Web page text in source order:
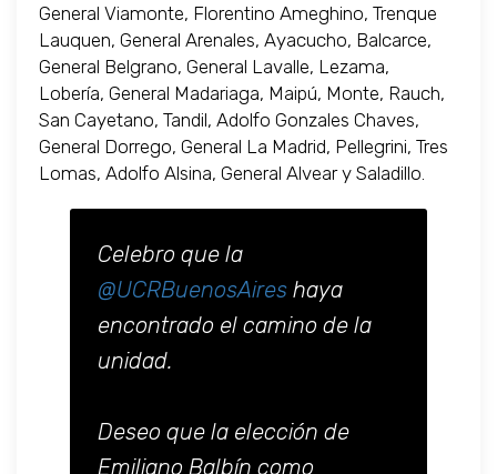
General Viamonte, Florentino Ameghino, Trenque
Lauquen, General Arenales, Ayacucho, Balcarce,
General Belgrano, General Lavalle, Lezama,
Lobería, General Madariaga, Maipú, Monte, Rauch,
San Cayetano, Tandil, Adolfo Gonzales Chaves,
General Dorrego, General La Madrid, Pellegrini, Tres
Lomas, Adolfo Alsina, General Alvear y Saladillo.
Celebro que la
@UCRBuenosAires haya
encontrado el camino de la
unidad.
Deseo que la elección de
Emiliano Balbín como